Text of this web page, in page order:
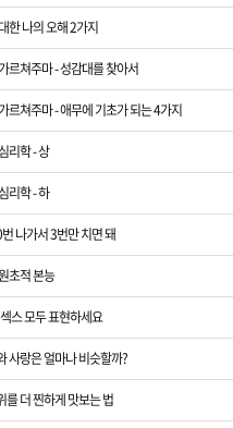
한 나의 오해 2가지
르쳐주마 - 성감대를 찾아서
르쳐주마 - 애무에 기초가 되는 4가지
리학 - 상
리학 - 하
나가서 3번만 치면 돼
초적 본능
스 모두 표현하세요
사랑은 얼마나 비슷할까?
를 더 찐하게 맛보는 법